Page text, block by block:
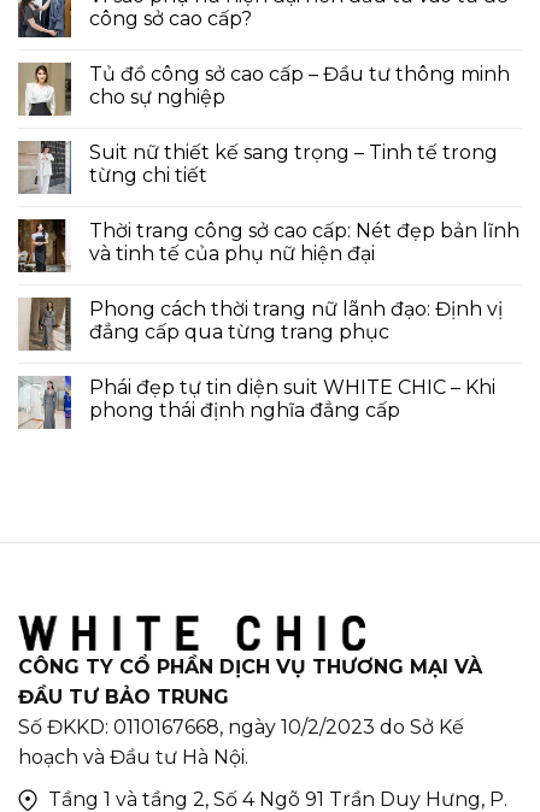
công sở cao cấp?
Tủ đồ công sở cao cấp – Đầu tư thông minh
cho sự nghiệp
Suit nữ thiết kế sang trọng – Tinh tế trong
từng chi tiết
Thời trang công sở cao cấp: Nét đẹp bản lĩnh
và tinh tế của phụ nữ hiện đại
Phong cách thời trang nữ lãnh đạo: Định vị
đẳng cấp qua từng trang phục
Phái đẹp tự tin diện suit WHITE CHIC – Khi
phong thái định nghĩa đẳng cấp
CÔNG TY CỔ PHẦN DỊCH VỤ THƯƠNG MẠI VÀ
ĐẦU TƯ BẢO TRUNG
Số ĐKKD: 0110167668, ngày 10/2/2023 do Sở Kế
hoạch và Đầu tư Hà Nội.
Tầng 1 và tầng 2, Số 4 Ngõ 91 Trần Duy Hưng, P.